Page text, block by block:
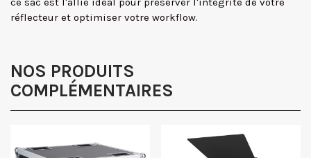
réflecteur et optimiser votre workflow.
NOS PRODUITS
COMPLÉMENTAIRES
Obtenir mon code promo.